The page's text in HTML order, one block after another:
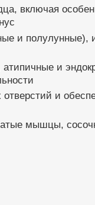
включая
и полулунные),
атипичные и
и
мышцы,